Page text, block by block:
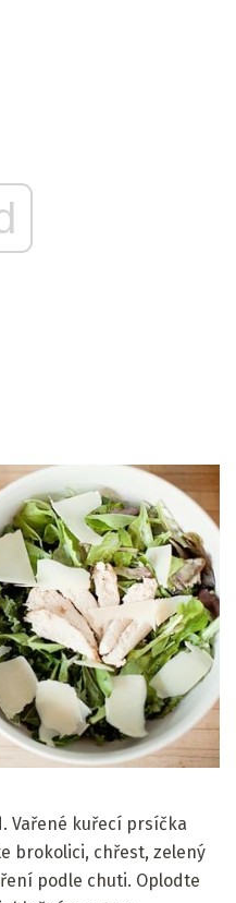
Vařené kuřecí prsíčka
brokolici, chřest, zelený
podle chuti. Oplodte